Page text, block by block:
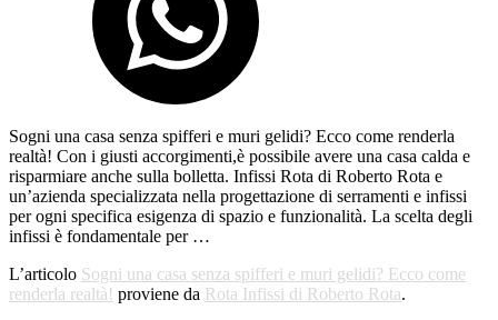
Sogni una casa senza spifferi e muri gelidi? Ecco come renderla
realtà! Con i giusti accorgimenti,è possibile avere una casa calda e
risparmiare anche sulla bolletta. Infissi Rota di Roberto Rota e
un’azienda specializzata nella progettazione di serramenti e infissi
per ogni specifica esigenza di spazio e funzionalità. La scelta degli
infissi è fondamentale per …
L’articolo Sogni una casa senza spifferi e muri gelidi? Ecco come
renderla realtà! proviene da Rota Infissi di Roberto Rota.